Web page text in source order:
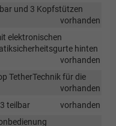
und 3 Kopfstützen
vorhanden
elektronischen
hinten
vorhanden
TetherTechnik für die
vorhanden
teilbar
vorhanden